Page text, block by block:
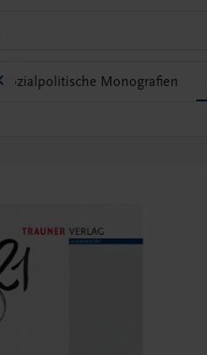
Sozialpolitische Monografien